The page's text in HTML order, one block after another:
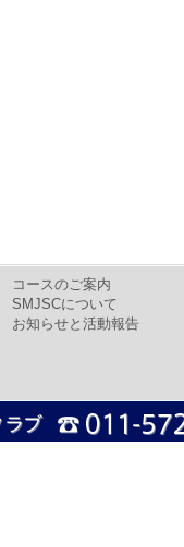
コースのご案内
SMJSCについて
お知らせと活動報告